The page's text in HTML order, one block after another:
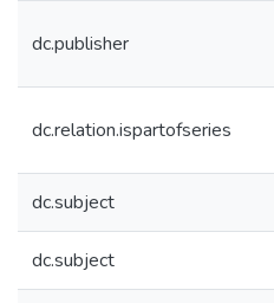
dc.publisher
dc.relation.ispartofseries
dc.subject
dc.subject